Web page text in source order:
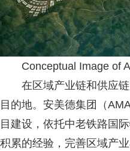
Conceptual Image of
在区域产业链和供应链
目的地。安美德集团（
目建设，依托中老铁路国
积累的经验，完善区域产